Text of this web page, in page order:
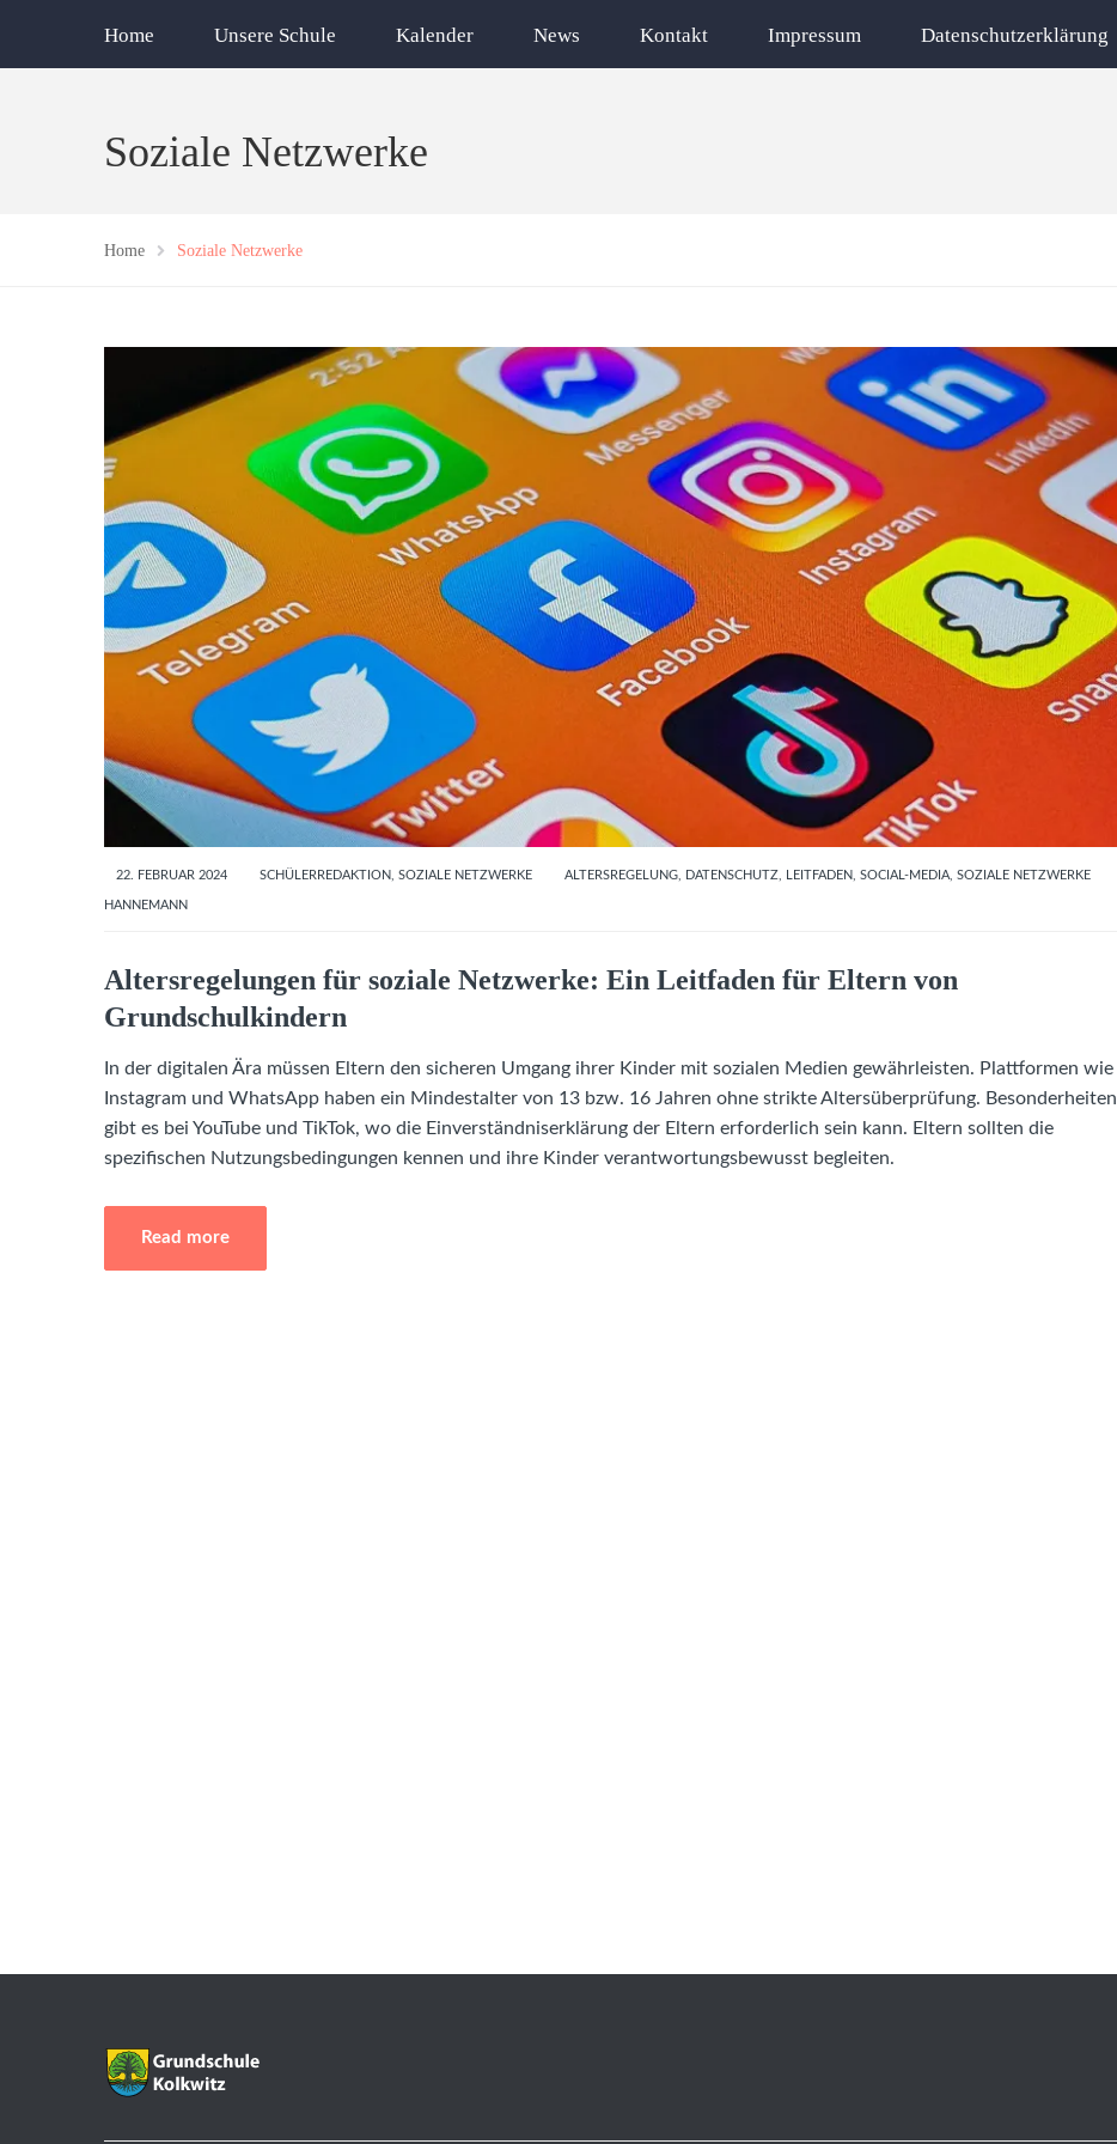
Home Unsere Schule Kalender News Kontakt Impressum Datenschutzerklärung
Soziale Netzwerke
Home Soziale Netzwerke
22. FEBRUAR 2024 SCHÜLERREDAKTION, SOZIALE NETZWERKE ALTERSREGELUNG, DATENSCHUTZ, LEITFADEN, SOCIAL-MEDIA, SOZIALE NETZWERKE
HANNEMANN
Altersregelungen für soziale Netzwerke: Ein Leitfaden für Eltern von
Grundschulkindern
In der digitalen Ära müssen Eltern den sicheren Umgang ihrer Kinder mit sozialen Medien gewährleisten. Plattformen wie
Instagram und WhatsApp haben ein Mindestalter von 13 bzw. 16 Jahren ohne strikte Altersüberprüfung. Besonderheiten
gibt es bei YouTube und TikTok, wo die Einverständniserklärung der Eltern erforderlich sein kann. Eltern sollten die
spezifischen Nutzungsbedingungen kennen und ihre Kinder verantwortungsbewusst begleiten.
Read more